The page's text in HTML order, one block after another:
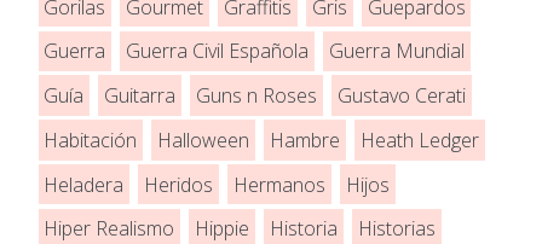
Gorilas
Gourmet Graffitis Gris
Guepardos
Guerra
Guerra Civil Española
Guerra Mundial
Guía
Guitarra Guns n Roses
Gustavo Cerati
Habitación
Halloween Hambre
Heath Ledger
Heladera
Heridos Hermanos
Hijos
Hiper Realismo
Hippie Historia
Historias